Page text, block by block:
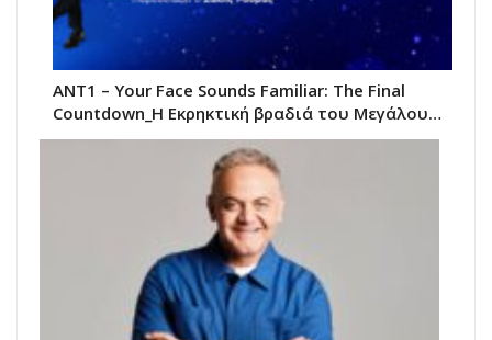
ANT1 – Your Face Sounds Familiar: The Final
Countdown_Η Εκρηκτική βραδιά του Μεγάλου…